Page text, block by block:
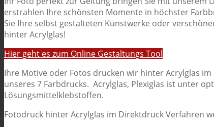
erstrahlen Ihre schönsten Momente in höchster
Sie Ihre selbst gestalteten Kunstwerke oder
hinter Acrylglas!
Hier geht es zum Online Gestaltungs Tool
Ihre Motive oder Fotos drucken wir hinter Acrylglas
unseres 7 Farbdrucks. Acrylglas, Plexiglas ist unter
Lösungsmittelklebstoffen.
Fotodruck hinter Acrylglas im Direktdruck Verfahren